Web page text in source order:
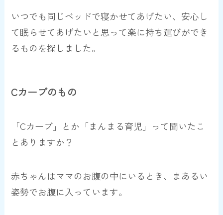
いつでも同じベッドで寝かせてあげたい、安心し
て眠らせてあげたいと思って楽に持ち運びができ
るものを探しました。
Cカーブのもの
「Cカーブ」とか「まんまる育児」って聞いたこ
とありますか？
赤ちゃんはママのお腹の中にいるとき、まあるい
姿勢でお腹に入っています。